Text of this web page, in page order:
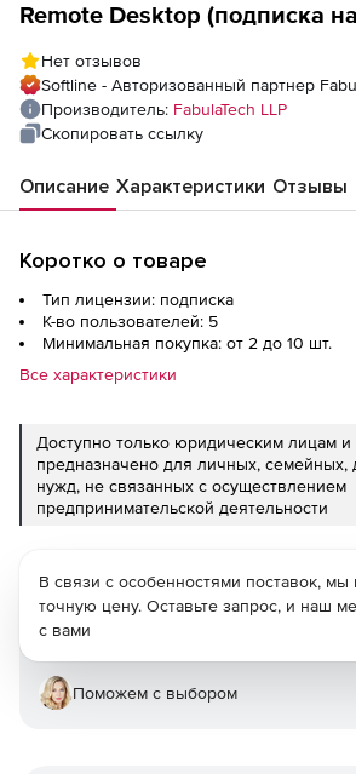
Remote Desktop (подписка
Нет отзывов
Softline - Авторизованный партнер
Производитель: FabulaTech LLP
Скопировать ссылку
Описание Характеристики Отзывы
Коротко о товаре
Тип лицензии: подписка
К-во пользователей: 5
Минимальная покупка: от 2 до 10 шт.
Все характеристики
Доступно только юридическим лицам
предназначено для личных,
нужд, не связанных с осуществлением
предпринимательской деятельности
В связи с особенностями поставок, мы
точную цену. Оставьте запрос, и наш
с вами
Поможем с выбором